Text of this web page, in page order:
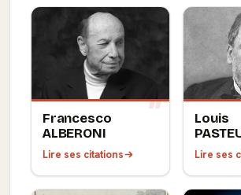
Francesco
ALBERONI
Lire ses citations
Louis
Lire ses